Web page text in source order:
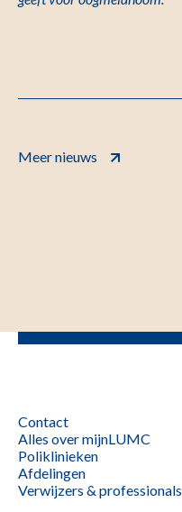
Meer nieuws
Contact
Alles over mijnLUMC
Poliklinieken
Afdelingen
Verwijzers & professionals